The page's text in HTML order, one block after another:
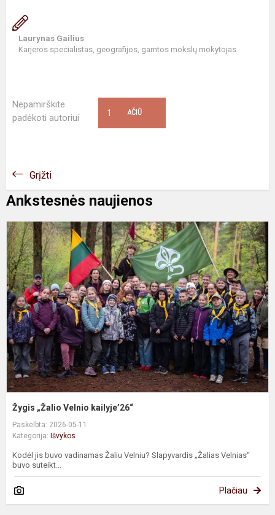
Laurynas Gailius
Karjeros specialistas, geografijos, gamtos mokslų mokytojas
Nepamirškite
padėkoti autoriui
AČIŪ
1
Grįžti
Ankstesnės naujienos
Žygis „Žalio Velnio kailyje’26“
Paskelbta: 2026-05-11
Kategorija: Išvykos
Kodėl jis buvo vadinamas Žaliu Velniu? Slapyvardis „Žalias Velnias“
buvo suteikt...
Plačiau